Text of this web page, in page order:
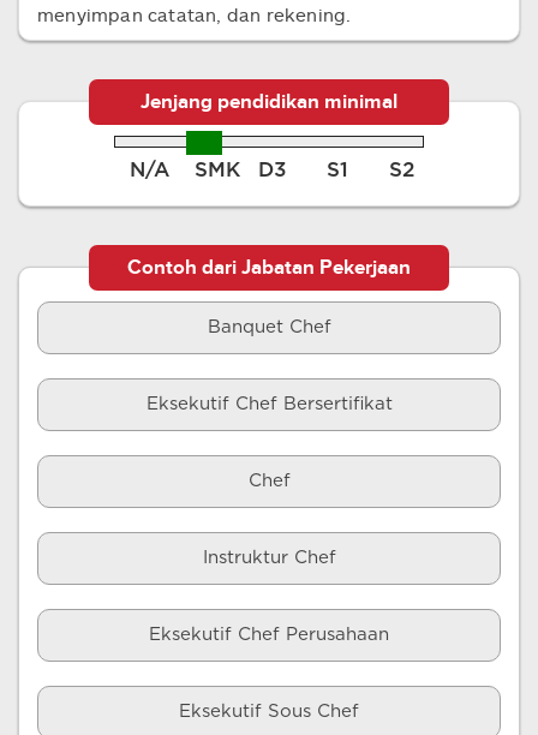
menyimpan catatan, dan rekening.
Jenjang pendidikan minimal
N/A SMK D3 S1 S2
Contoh dari Jabatan Pekerjaan
Banquet Chef
Eksekutif Chef Bersertifikat
Chef
Instruktur Chef
Eksekutif Chef Perusahaan
Eksekutif Sous Chef